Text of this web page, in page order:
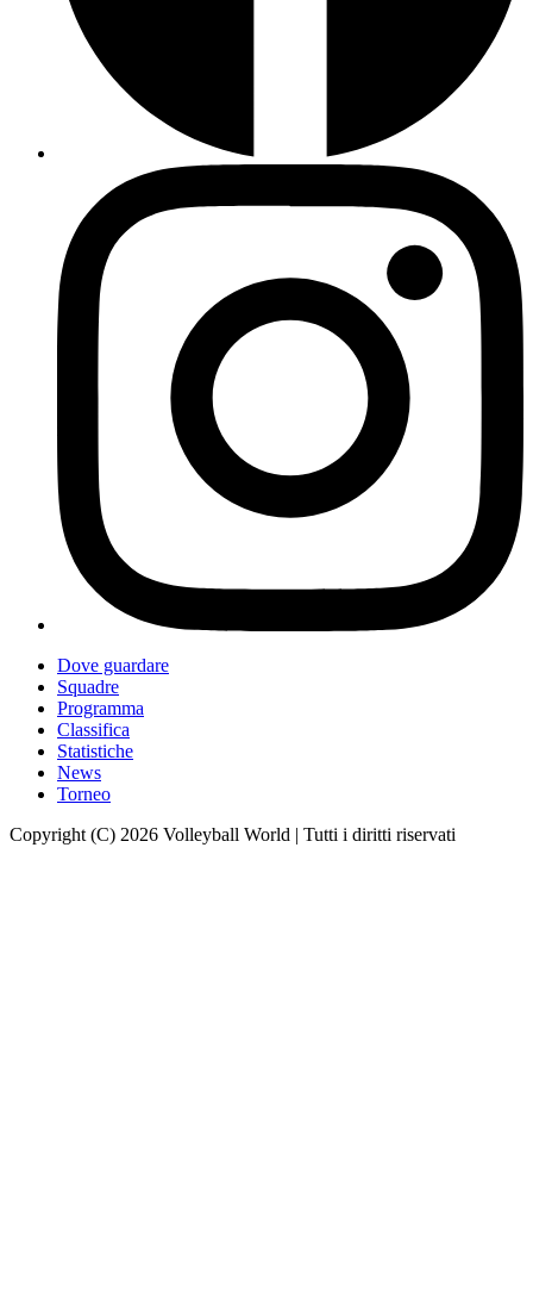
Dove guardare
Squadre
Programma
Classifica
Statistiche
News
Torneo
Copyright (C) 2026 Volleyball World | Tutti i diritti riservati